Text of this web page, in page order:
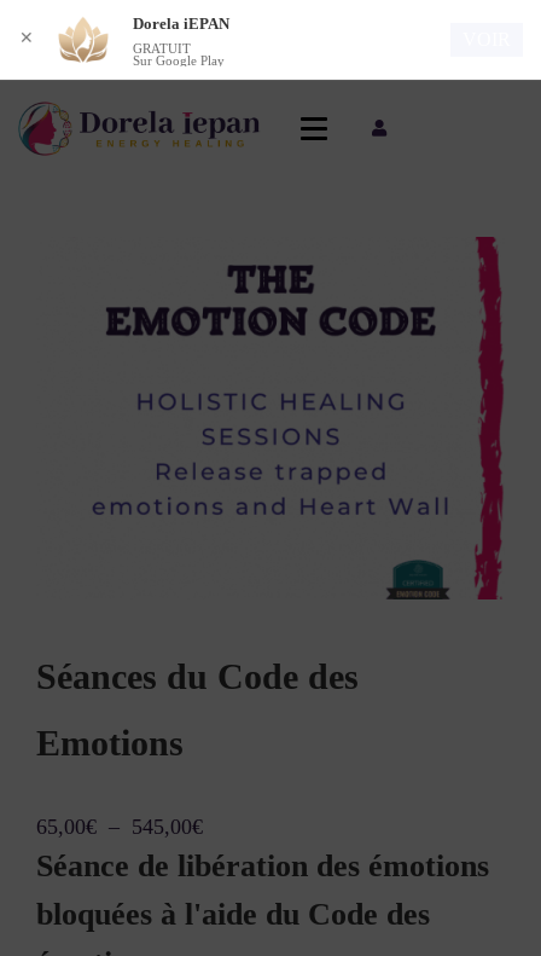
Séances du Code des
Emotions
65,00€ – 545,00€
Séance de libération des émotions
bloquées à l'aide du Code des
✕
Dorela iEPAN
GRATUIT
Sur Google Play